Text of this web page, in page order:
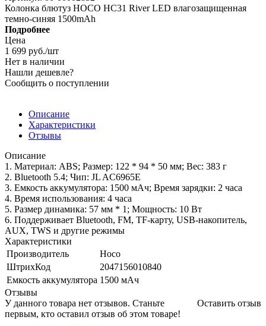
Колонка блютуз HOCO HC31 River LED влагозащищенная
темно-синяя 1500mAh
Подробнее
Цена
1 699 руб./шт
Нет в наличии
Нашли дешевле?
Сообщить о поступлении
Описание
Характеристики
Отзывы
Описание
1. Материал: ABS; Размер: 122 * 94 * 50 мм; Вес: 383 г
2. Bluetooth 5.4; Чип: JL AC6965E
3. Емкость аккумулятора: 1500 мАч; Время зарядки: 2 часа
4. Время использования: 4 часа
5. Размер динамика: 57 мм * 1; Мощность: 10 Вт
6. Поддерживает Bluetooth, FM, TF-карту, USB-накопитель,
AUX, TWS и другие режимы
Характеристики
Производитель
Hoco
ШтрихКод
2047156010840
Емкость аккумулятора 1500 мАч
Отзывы
Оставить отзыв
У данного товара нет отзывов. Станьте
первым, кто оставил отзыв об этом товаре!